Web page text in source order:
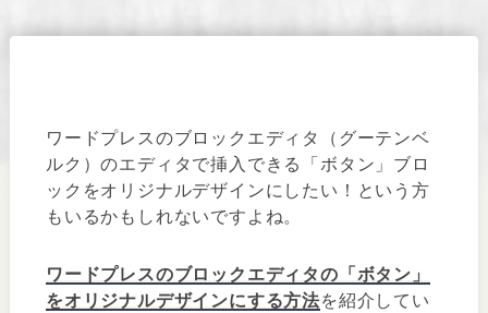
ワードプレスのブロックエディタ（グーテンベ
ルク）のエディタで挿入できる「ボタン」ブロ
ックをオリジナルデザインにしたい！という方
もいるかもしれないですよね。
ワードプレスのブロックエディタの「ボタン」
をオリジナルデザインにする方法を紹介してい